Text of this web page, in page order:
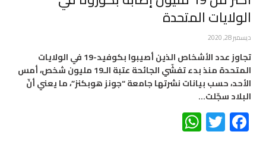
الولايات المتحدة
ديسمبر 28, 2020
تجاوز عدد الأشخاص الذين أصيبوا بكوفيد-19 في الولايات
المتحدة منذ بدء تفشّي الجائحة عتبة الـ19 مليون شخص، أمس
الأحد، حسب بيانات نشرتها جامعة “جونز هوبكنز”، ما يعني أنّ
البلاد سجّلت…
Facebook
Twitter